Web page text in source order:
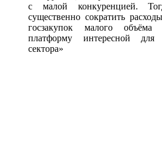
с малой конкуренцией.
существенно сократить
госзакупок малого
платформу интересной для
сектора»